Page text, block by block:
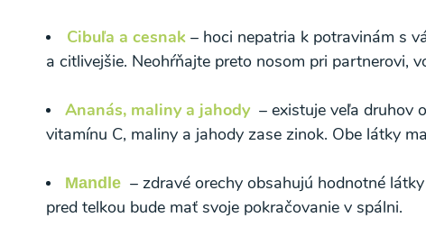
Cibuľa a cesnak – hoci nepatria k potravinám s
a citlivejšie. Neohŕňajte preto nosom pri partnerovi,
Ananás, maliny a jahody – existuje veľa druhov
vitamínu C, maliny a jahody zase zinok. Obe látky
Mandle – zdravé orechy obsahujú hodnotné
pred telkou bude mať svoje pokračovanie v spálni.
Odber noviniek a akcií
Odoslaním registrácie na Newsletter súhlasím
Ochrane osobných údajov a súhlasím s nimi.